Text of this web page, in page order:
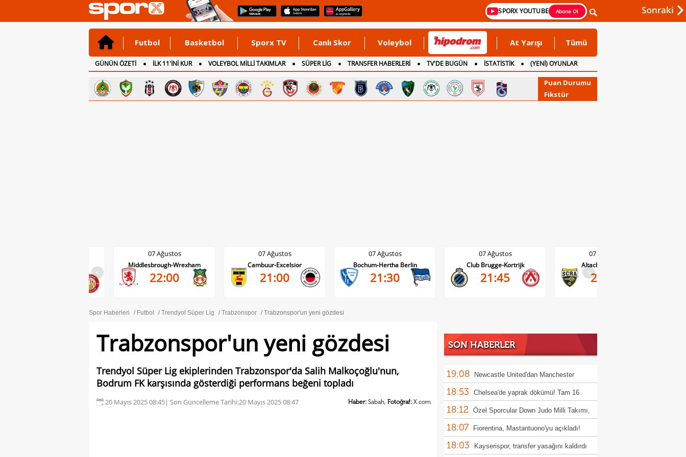
SPORX YOUTUBE Abone Ol
Futbol Basketbol Sporx TV Canlı Skor Voleybol At Yarışı Tümü
GÜNÜN ÖZETİ İLK 11'İNİ KUR VOLEYBOL MİLLİ TAKIMLAR SÜPER LİG TRANSFER HABERLERİ TV'DE BUGÜN İSTATİSTİK
(YENİ) OYUNLAR
CANLI ANLATIM
İNGİLTERE
Puan Durumu
Fikstür
<
07 Ağustos
Middlesbrough-Wrexham
22:00
07 Ağustos
Cambuur-Excelsior
21:00
07 Ağustos
Bochum-Hertha Berlin
21:30
07 Ağustos
Club Brugge-Kortrijk
21:45
07 Ağustos
Altach-WSG Tirol
20:30
>
Spor Haberleri Futbol Trendyol Süper Lig Trabzonspor Trabzonspor'un yeni gözdesi
Trabzonspor'un yeni gözdesi
Trendyol Süper Lig ekiplerinden Trabzonspor'da Salih Malkoçoğlu'nun,
Bodrum FK karşısında gösterdiği performans beğeni topladı
20 Mayıs 2025 08:45| Son Güncelleme Tarihi:20 Mayıs 2025 08:47 Haber: Sabah, Fotoğraf: X.com
SON HABERLER
19:08 Newcastle United'dan Manchester
United'a Lewis Hall yanıtı!
18:53 Chelsea'de yaprak dökümü! Tam 16
oyuncu gönderilecek
18:12 Özel Sporcular Down Judo Milli Takımı,
İsveç'te 7 madalya kazandı
18:07 Fiorentina, Mastantuono'yu açıkladı!
18:03 Kayserispor, transfer yasağını kaldırdı